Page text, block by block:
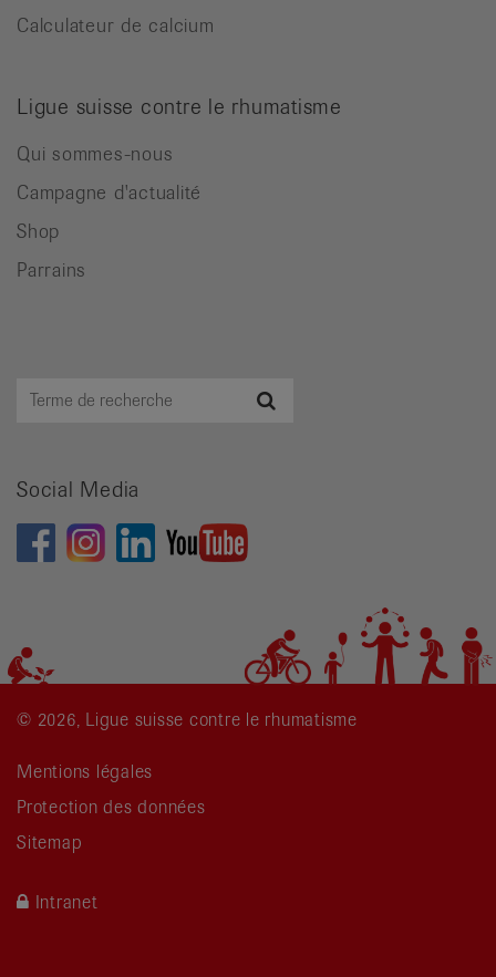
Calculateur de calcium
Ligue suisse contre le rhumatisme
Qui sommes-nous
Campagne d'actualité
Shop
Parrains
Terme
Social Media
© 2026, Ligue suisse contre le rhumatisme
Mentions légales
Protection des données
Sitemap
Intranet